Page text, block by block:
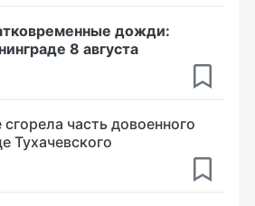
дожди:
8 августа
часть довоенного
Тухачевского